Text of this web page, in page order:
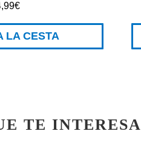
€
LA CESTA
TE